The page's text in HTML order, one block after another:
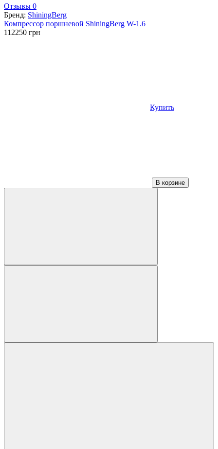
Отзывы 0
Бренд: ShiningBerg
Компрессор поршневой ShiningBerg W-1.6
112250 грн
Купить
В корзине